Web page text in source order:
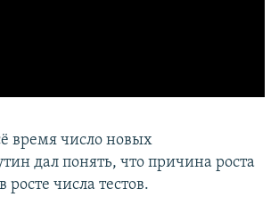
время число новых
дал понять, что причина роста
числа тестов.